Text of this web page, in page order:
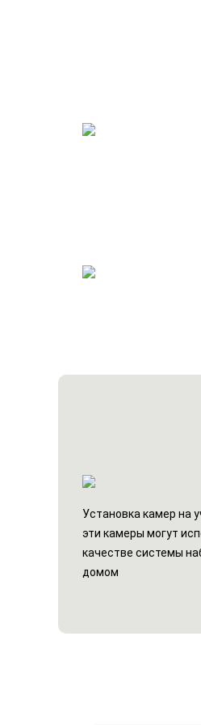
Установка камер на
эти камеры могут
качестве системы
домом